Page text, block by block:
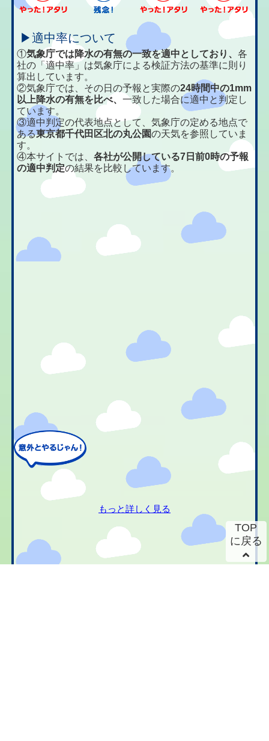
▶適中率について
①気象庁では降水の有無の一致を適中としており、各
社の「適中率」は気象庁による検証方法の基準に則り
算出しています。
②気象庁では、その日の予報と実際の24時間中の1mm
以上降水の有無を比べ、一致した場合に適中と判定し
ています。
③適中判定の代表地点として、気象庁の定める地点で
ある東京都千代田区北の丸公園の天気を参照していま
す。
④本サイトでは、各社が公開している7日前0時の予報
の適中判定の結果を比較しています。
もっと詳しく見る
TOP
に戻る